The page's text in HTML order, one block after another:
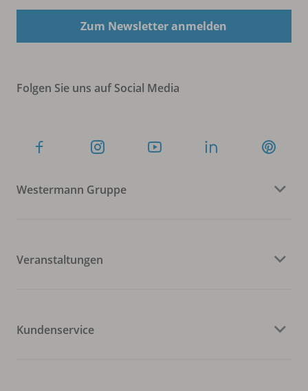
Zum Newsletter anmelden
Folgen Sie uns auf Social Media
Westermann Gruppe
Veranstaltungen
Kundenservice